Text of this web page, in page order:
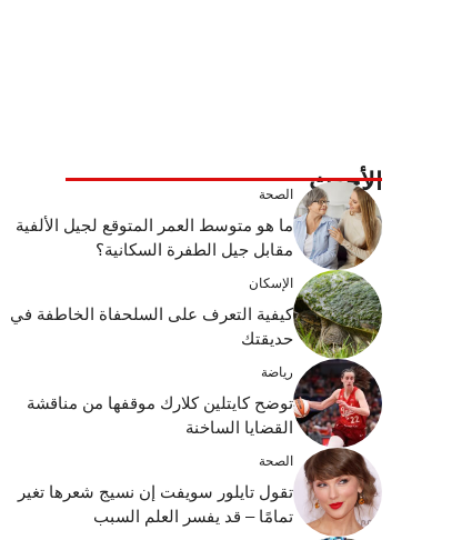
الأحدث الصحة
ما هو متوسط ​​العمر المتوقع لجيل الألفية
مقابل جيل الطفرة السكانية؟
الإسكان
كيفية التعرف على السلحفاة الخاطفة في
حديقتك
رياضة
توضح كايتلين كلارك موقفها من مناقشة
القضايا الساخنة
الصحة
تقول تايلور سويفت إن نسيج شعرها تغير
تمامًا – قد يفسر العلم السبب